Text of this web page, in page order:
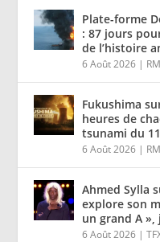
Plate-forme
: 87 jours
de l’histoire
6 Août 2026 |
Fukushima
heures de
tsunami du
6 Août 2026 |
Ahmed Sylla
explore son
un grand A
6 Août 2026 |